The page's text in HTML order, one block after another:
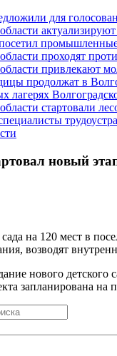
новый этап
сада на 120 мест в
возводят
нового
запланирована на